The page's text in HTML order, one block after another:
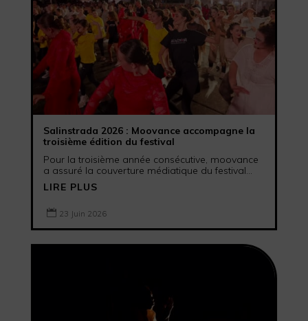
Salinstrada 2026 : Moovance accompagne la
troisième édition du festival
Pour la troisième année consécutive, moovance
a assuré la couverture médiatique du festival...
LIRE PLUS
 23 Juin 2026